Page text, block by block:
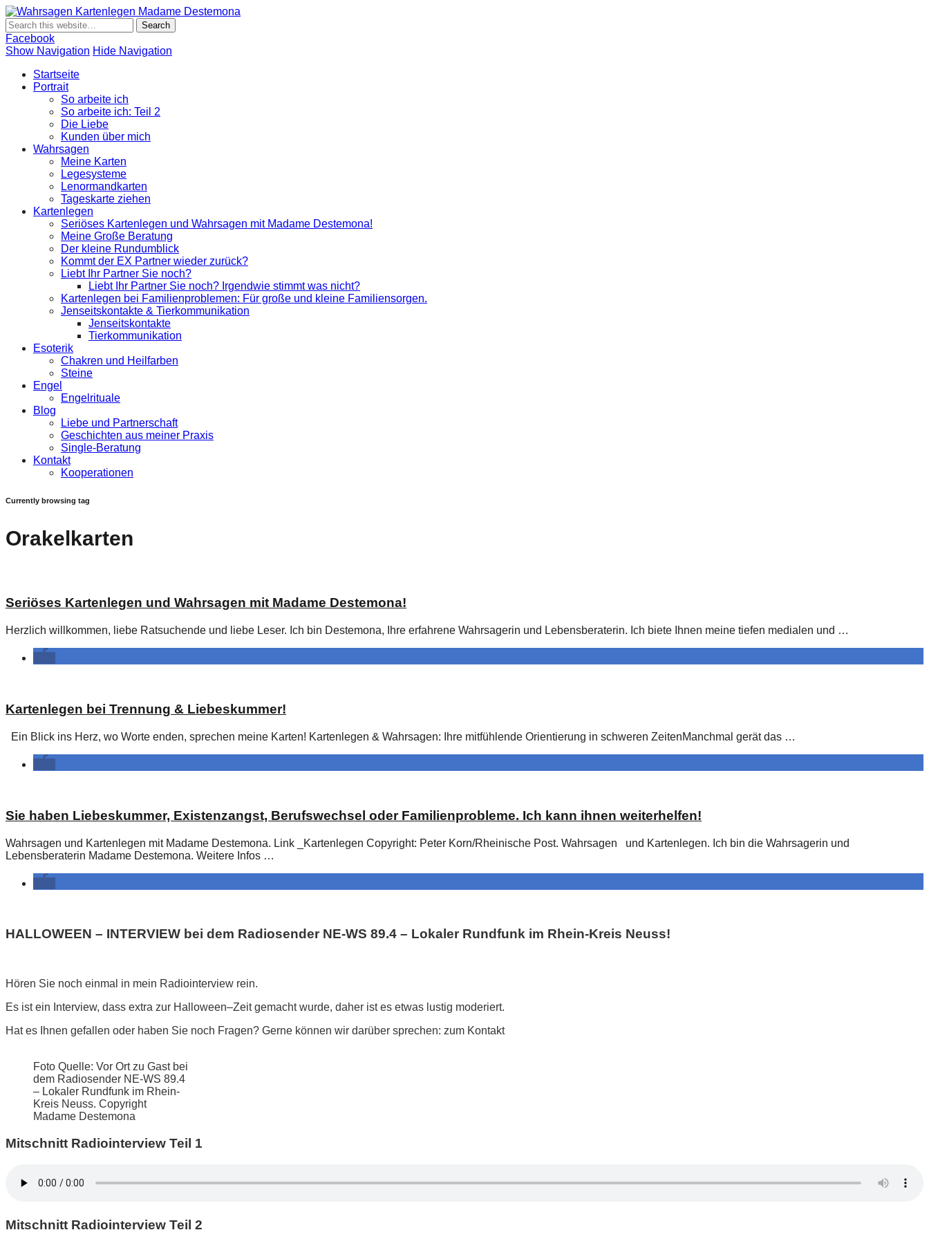
Wahrsagen und Kartenlegen Madame Destemona
Facebook
Show Navigation Hide Navigation
Startseite
Portrait
So arbeite ich
So arbeite ich: Teil 2
Die Liebe
Kunden über mich
Wahrsagen
Meine Karten
Legesysteme
Lenormandkarten
Tageskarte ziehen
Kartenlegen
Seriöses Kartenlegen und Wahrsagen mit Madame Destemona!
Meine Große Beratung
Der kleine Rundumblick
Kommt der EX Partner wieder zurück?
Liebt Ihr Partner Sie noch?
Liebt Ihr Partner Sie noch? Irgendwie stimmt was nicht?
Kartenlegen bei Familienproblemen: Für große und kleine Familiensorgen.
Jenseitskontakte & Tierkommunikation
Jenseitskontakte
Tierkommunikation
Esoterik
Chakren und Heilfarben
Steine
Engel
Engelrituale
Blog
Liebe und Partnerschaft
Geschichten aus meiner Praxis
Single-Beratung
Kontakt
Kooperationen
Currently browsing tag
Orakelkarten
Seriöses Kartenlegen und Wahrsagen mit Madame Destemona!
Herzlich willkommen, liebe Ratsuchende und liebe Leser. Ich bin Destemona, Ihre erfahrene Wahrsagerin und Lebensberaterin. Ich biete Ihnen meine tiefen medialen und …
Kartenlegen bei Trennung & Liebeskummer!
Ein Blick ins Herz, wo Worte enden, sprechen meine Karten! Kartenlegen & Wahrsagen: Ihre mitfühlende Orientierung in schweren ZeitenManchmal gerät das …
Sie haben Liebeskummer, Existenzangst, Berufswechsel oder Familienprobleme. Ich kann ihnen weiterhelfen!
Wahrsagen und Kartenlegen mit Madame Destemona. Link _Kartenlegen Copyright: Peter Korn/Rheinische Post. Wahrsagen und Kartenlegen. Ich bin die Wahrsagerin und
Lebensberaterin Madame Destemona. Weitere Infos …
HALLOWEEN – INTERVIEW bei dem Radiosender NE-WS 89.4 – Lokaler Rundfunk im Rhein-Kreis Neuss!
Hören Sie noch einmal in mein Radiointerview rein.
Es ist ein Interview, dass extra zur Halloween–Zeit gemacht wurde, daher ist es etwas lustig moderiert.
Hat es Ihnen gefallen oder haben Sie noch Fragen? Gerne können wir darüber sprechen: zum Kontakt
Foto Quelle: Vor Ort zu Gast bei
dem Radiosender NE-WS 89.4
– Lokaler Rundfunk im Rhein-
Kreis Neuss. Copyright
Madame Destemona
Mitschnitt Radiointerview Teil 1
Mitschnitt Radiointerview Teil 2